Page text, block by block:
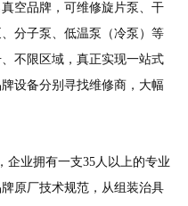
空品牌，可维修旋片泵、干
分子泵、低温泵（冷泵）等
不限区域，真正实现一站式
设备分别寻找维修商，大幅
企业拥有一支35人以上的专业
原厂技术规范，从组装治具